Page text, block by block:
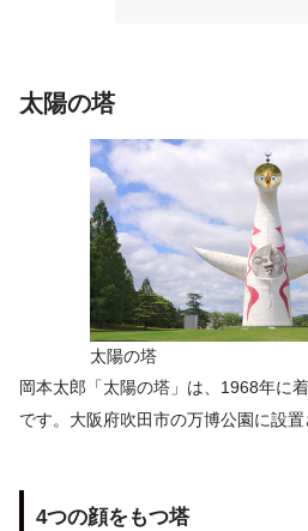
太陽の塔
太陽の塔
岡本太郎「太陽の塔」は、1968年に
です。大阪府吹田市の万博公園に設置
4つの顔をもつ塔